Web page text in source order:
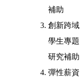
補助
創新跨域
學生專題
研究補助
彈性薪資